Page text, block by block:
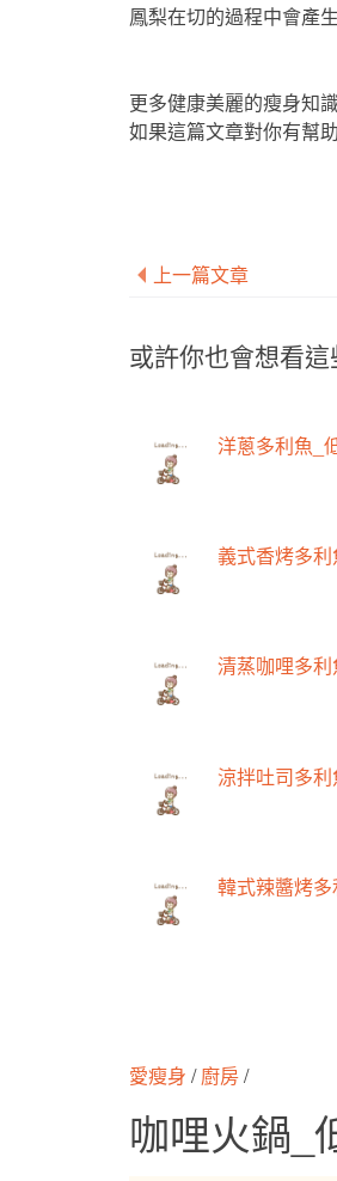
鳳梨在切的過程中會產
更多健康美麗的瘦身知
如果這篇文章對你有幫
上一篇文章
或許你也會想看
洋蔥多利魚_
義式香烤多
清蒸咖哩多
涼拌吐司多
韓式辣醬烤
愛瘦身 /廚房/
咖哩火鍋_